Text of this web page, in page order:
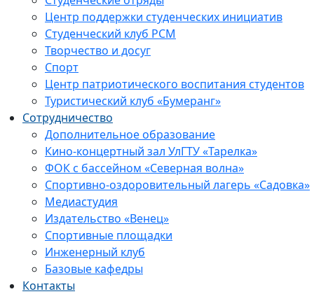
Центр поддержки студенческих инициатив
Студенческий клуб РСМ
Творчество и досуг
Спорт
Центр патриотического воспитания студентов
Туристический клуб «Бумеранг»
Сотрудничество
Дополнительное образование
Кино-концертный зал УлГТУ «Тарелка»
ФОК с бассейном «Северная волна»
Спортивно-оздоровительный лагерь «Садовка»
Медиастудия
Издательство «Венец»
Спортивные площадки
Инженерный клуб
Базовые кафедры
Контакты